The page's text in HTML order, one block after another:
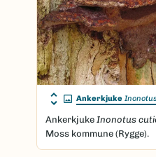
Ankerkjuke
Ankerkjuke Inonotus
Moss kommune (Rygge).